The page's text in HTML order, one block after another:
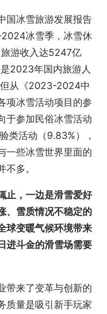
国冰雪旅游发展报告
冰雪季，冰雪休
游收入达5247亿
2023年国内旅游人
从《2023-2024中
项冰雪活动项目的参
于参加民俗冰雪活动
类活动（9.83%），
一些冰雪世界里面的
多。
止，一边是滑雪爱好
、雪质情况不稳定的
球变暖气候环境带来
进斗金的滑雪场需要
带来了变革与创新的
质量是吸引新手玩家